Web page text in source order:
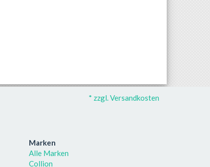
* zzgl. Versandkosten
Marken
Alle Marken
Collion